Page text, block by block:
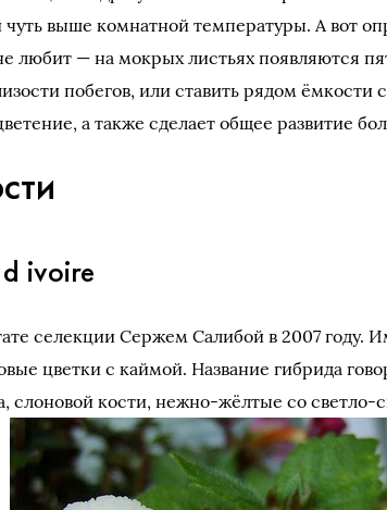
чуть выше комнатной температуры. А вот
любит — на мокрых листьях появляются
побегов, или ставить рядом ёмкости
а также сделает общее развитие
ivoire
селекции Сержем Салибой в 2007 году.
цветки с каймой. Название гибрида
слоновой кости, нежно-жёлтые со